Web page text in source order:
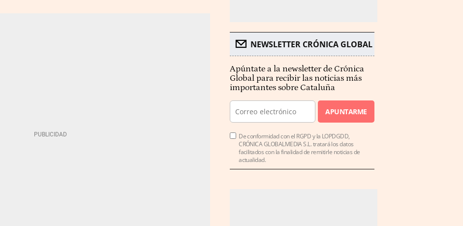
NEWSLETTER CRÓNICA GLOBAL
Apúntate a la newsletter de Crónica
Global para recibir las noticias más
importantes sobre Cataluña
APUNTARME
De conformidad con el RGPD y la LOPDGDD,
CRÓNICA GLOBALMEDIA S.L. tratará los datos
facilitados con la finalidad de remitirle noticias de
actualidad.